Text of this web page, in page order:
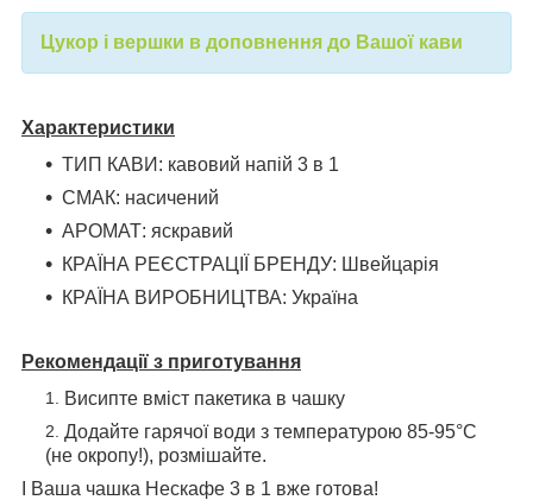
Цукор і вершки в доповнення до Вашої кави
Характеристики
ТИП КАВИ: кавовий напій 3 в 1
СМАК: насичений
АРОМАТ: яскравий
КРАЇНА РЕЄСТРАЦІЇ БРЕНДУ: Швейцарія
КРАЇНА ВИРОБНИЦТВА: Україна
Рекомендації з приготування
Висипте вміст пакетика в чашку
Додайте гарячої води з температурою 85-95°C
(не окропу!), розмішайте.
І Ваша чашка Нескафе 3 в 1 вже готова!